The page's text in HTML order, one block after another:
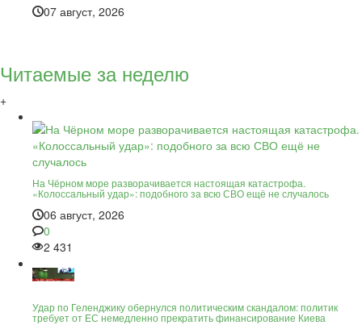
07 август, 2026
Читаемые за неделю
+
На Чёрном море разворачивается настоящая катастрофа.
«Колоссальный удар»: подобного за всю СВО ещё не случалось
06 август, 2026
0
2 431
Удар по Геленджику обернулся политическим скандалом: политик
требует от ЕС немедленно прекратить финансирование Киева